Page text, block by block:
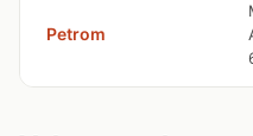
Petrom